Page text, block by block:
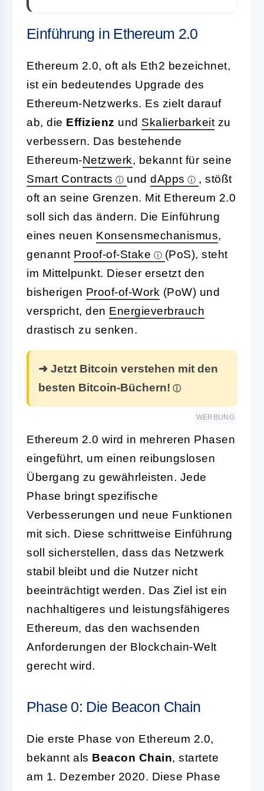
Einführung in Ethereum 2.0
Ethereum 2.0, oft als Eth2 bezeichnet,
ist ein bedeutendes Upgrade des
Ethereum-Netzwerks. Es zielt darauf
ab, die Effizienz und Skalierbarkeit zu
verbessern. Das bestehende
Ethereum-Netzwerk, bekannt für seine
Smart Contracts
und dApps
, stößt
oft an seine Grenzen. Mit Ethereum 2.0
soll sich das ändern. Die Einführung
eines neuen Konsensmechanismus,
genannt Proof-of-Stake
(PoS), steht
im Mittelpunkt. Dieser ersetzt den
bisherigen Proof-of-Work (PoW) und
verspricht, den Energieverbrauch
drastisch zu senken.
➜ Jetzt Bitcoin verstehen mit den
besten Bitcoin-Büchern!
WERBUNG
Ethereum 2.0 wird in mehreren Phasen
eingeführt, um einen reibungslosen
Übergang zu gewährleisten. Jede
Phase bringt spezifische
Verbesserungen und neue Funktionen
mit sich. Diese schrittweise Einführung
soll sicherstellen, dass das Netzwerk
stabil bleibt und die Nutzer nicht
beeinträchtigt werden. Das Ziel ist ein
nachhaltigeres und leistungsfähigeres
Ethereum, das den wachsenden
Anforderungen der Blockchain-Welt
gerecht wird.
Phase 0: Die Beacon Chain
Die erste Phase von Ethereum 2.0,
bekannt als Beacon Chain, startete
am 1. Dezember 2020. Diese Phase